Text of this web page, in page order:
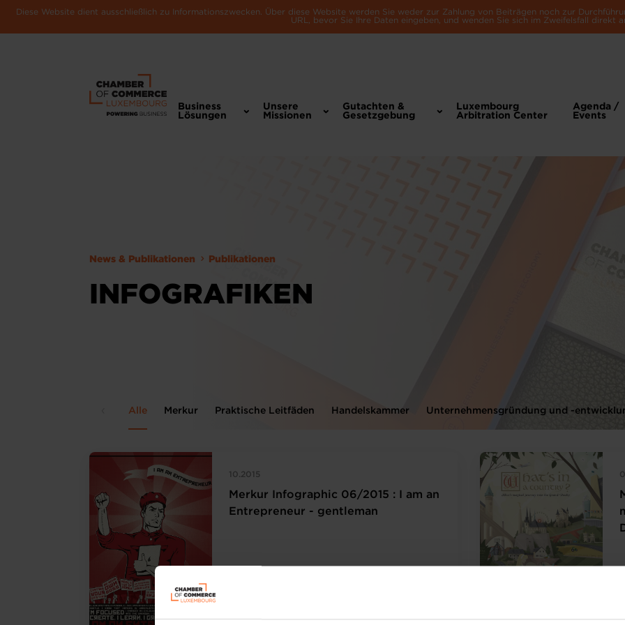
Diese Website dient ausschließlich zu Informationszwecken. Über diese Website werden Sie weder zur Zahlung von Beiträgen noch zur
URL, bevor Sie Ihre Daten eingeben, und wenden Sie sich im Zweifelsfall direkt
Business
Lösungen
Unsere
Missionen
Gutachten &
Gesetzgebung
Luxembourg
Arbitration Center
Agenda /
Events
News & Publikationen Publikationen
INFOGRAFIKEN
Alle Merkur Praktische Leitfäden Handelskammer Unternehmensgründung und -
10.2015
Merkur Infographic 06/2015 : I am an
Entrepreneur - gentleman